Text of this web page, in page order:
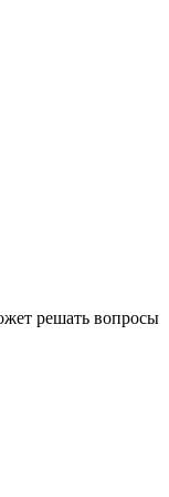
решать вопросы